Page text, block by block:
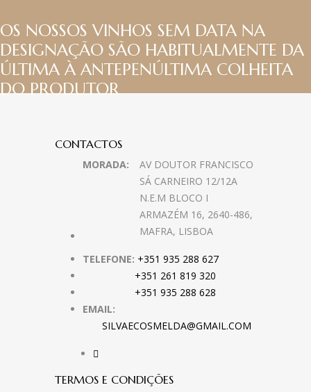
OS NOSSOS VINHOS SEM DATA NA
DESIGNAÇÃO SÃO HABITUALMENTE DA
ÚLTIMA À ANTEPENÚLTIMA COLHEITA
DO PRODUTOR
CONTACTOS
MORADA:
AV DOUTOR FRANCISCO
SÁ CARNEIRO 12/12A
N.E.M BLOCO I
ARMAZÉM 16, 2640-486,
MAFRA, LISBOA
TELEFONE: +351 935 288 627
+351 261 819 320
+351 935 288 628
EMAIL:
SILVAECOSMELDA@GMAIL.COM
TERMOS E CONDIÇÕES